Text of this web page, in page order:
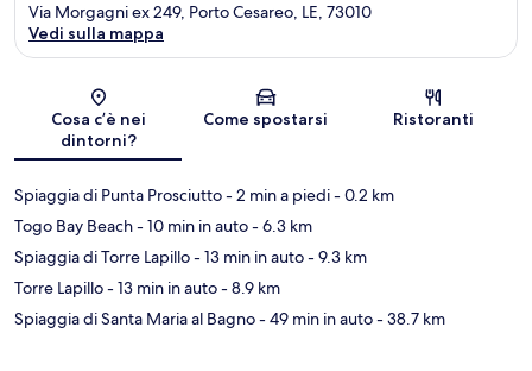
Mappa
Via Morgagni ex 249, Porto Cesareo, LE, 73010
Vedi sulla mappa
Cosa c’è nei
dintorni?
Come spostarsi Ristoranti
Spiaggia di Punta Prosciutto- 2 min a piedi- 0.2 km
Togo Bay Beach- 10 min in auto- 6.3 km
Spiaggia di Torre Lapillo- 13 min in auto- 9.3 km
Torre Lapillo- 13 min in auto- 8.9 km
Spiaggia di Santa Maria al Bagno- 49 min in auto- 38.7 km